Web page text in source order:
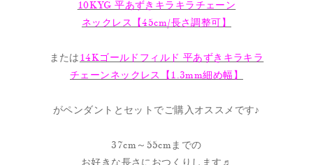
10KYG 平あずきキラキラチェーン
ネックレス【45cm/長さ調整可】
または14Kゴールドフィルド 平あずきキラキラ
チェーンネックレス【1.3mm細め幅】
がペンダントとセットでご購入オススメです♪
37cm～55cmまでの
お好きな長さにおつくりします♬